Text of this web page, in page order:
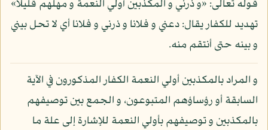
قوله تعالى: «و ذرني و المكذبين أولي النعمة و مهلهم قليلا»
تهديد للكفار يقال: دعني و فلانا و ذرني و فلانا أي لا تحل بيني
و بينه حتى أنتقم منه.
و المراد بالمكذبين أولي النعمة الكفار المذكورون في الآية
السابقة أو رؤساؤهم المتبوعون، و الجمع بين توصيفهم
بالمكذبين و توصيفهم بأولي النعمة للإشارة إلى علة ما